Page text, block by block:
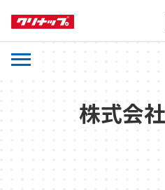
株式会